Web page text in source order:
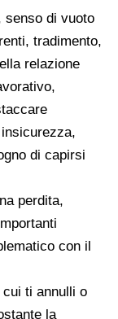
senso di vuoto
tradimento,
relazione
di capirsi
perdita,
con il
ti annulli o
la